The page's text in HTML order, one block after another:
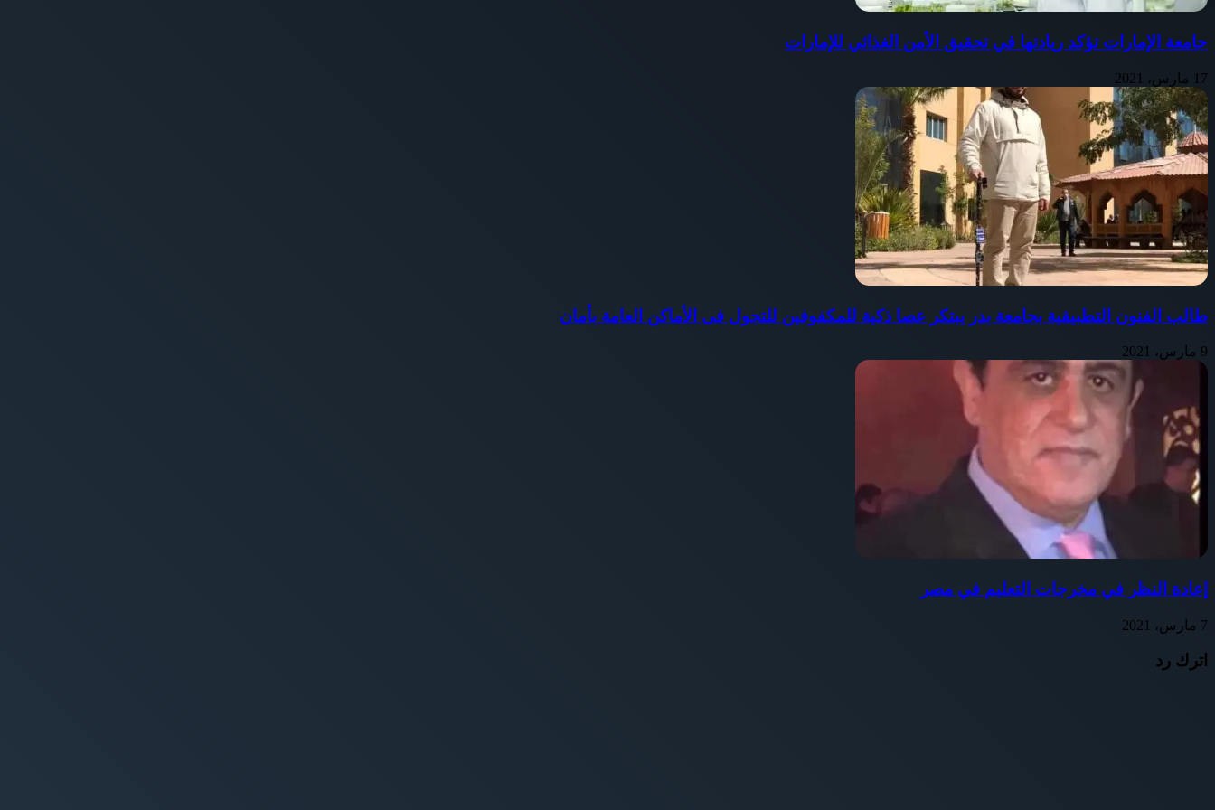
جامعة الإمارات تؤكد ريادتها في تحقيق الأمن الغذائي للإمارات
17 مارس، 2021
طالب الفنون التطبيقية بجامعة بدر يبتكر عصا ذكية للمكفوفين للتجول فى الأماكن العامة بأمان
9 مارس، 2021
إعادة النظر في مخرجات التعليم في مصر
7 مارس، 2021
اترك رد